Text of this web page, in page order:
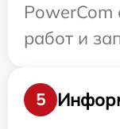
работ и
5